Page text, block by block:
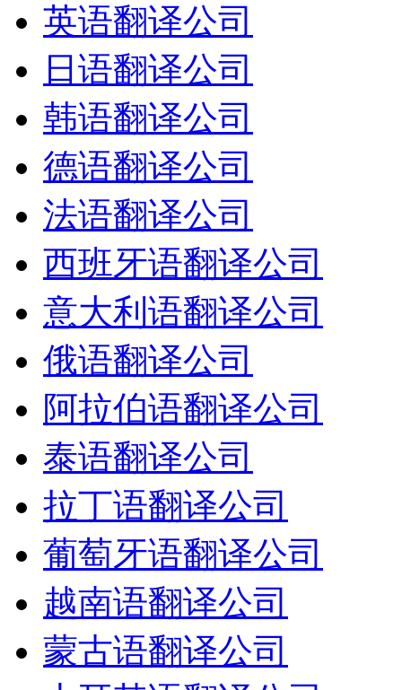
英语翻译公司
日语翻译公司
韩语翻译公司
德语翻译公司
法语翻译公司
西班牙语翻译公司
意大利语翻译公司
俄语翻译公司
阿拉伯语翻译公司
泰语翻译公司
拉丁语翻译公司
葡萄牙语翻译公司
越南语翻译公司
蒙古语翻译公司